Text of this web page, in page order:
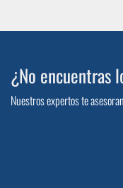
¿No encuentras
Nuestros expertos te